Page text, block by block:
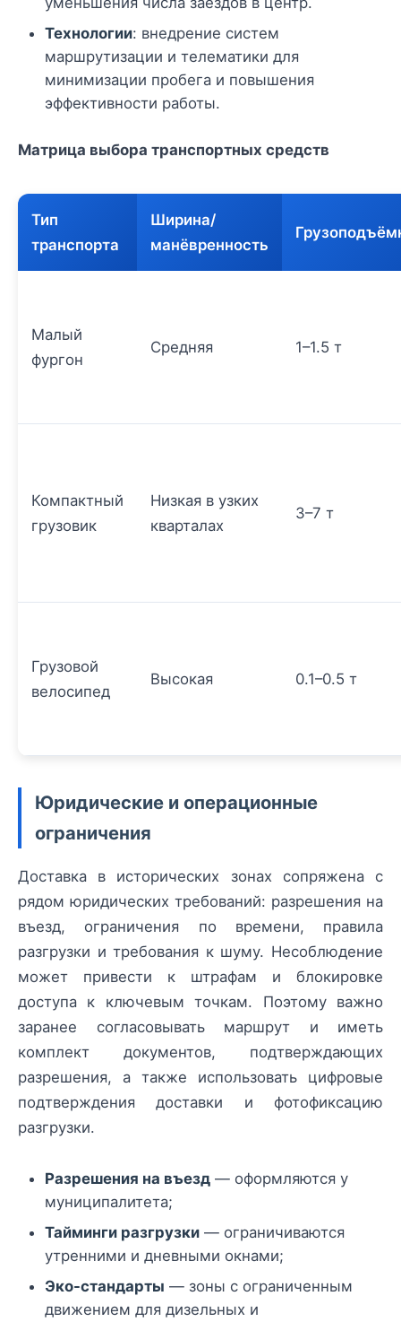
Технологии: внедрение систем
маршрутизации и телематики для
минимизации пробега и повышения
эффективности работы.
Матрица выбора транспортных средств
Тип
транспорта
Ширина/
манёвренность
Малый
фургон
Средняя 1–1.5 т
Компактный
грузовик
Низкая в узких
кварталах
3–7 т
Грузовой
велосипед
Высокая 0.1–0.5 т
Юридические и операционные
ограничения
Доставка в исторических зонах сопряжена с
рядом юридических требований: разрешения на
въезд, ограничения по времени, правила
разгрузки и требования к шуму. Несоблюдение
может привести к штрафам и блокировке
доступа к ключевым точкам. Поэтому важно
заранее согласовывать маршрут и иметь
комплект документов, подтверждающих
разрешения, а также использовать цифровые
подтверждения доставки и фотофиксацию
разгрузки.
Разрешения на въезд — оформляются у
муниципалитета;
Тайминги разгрузки — ограничиваются
утренними и дневными окнами;
Эко-стандарты — зоны с ограниченным
движением для дизельных и